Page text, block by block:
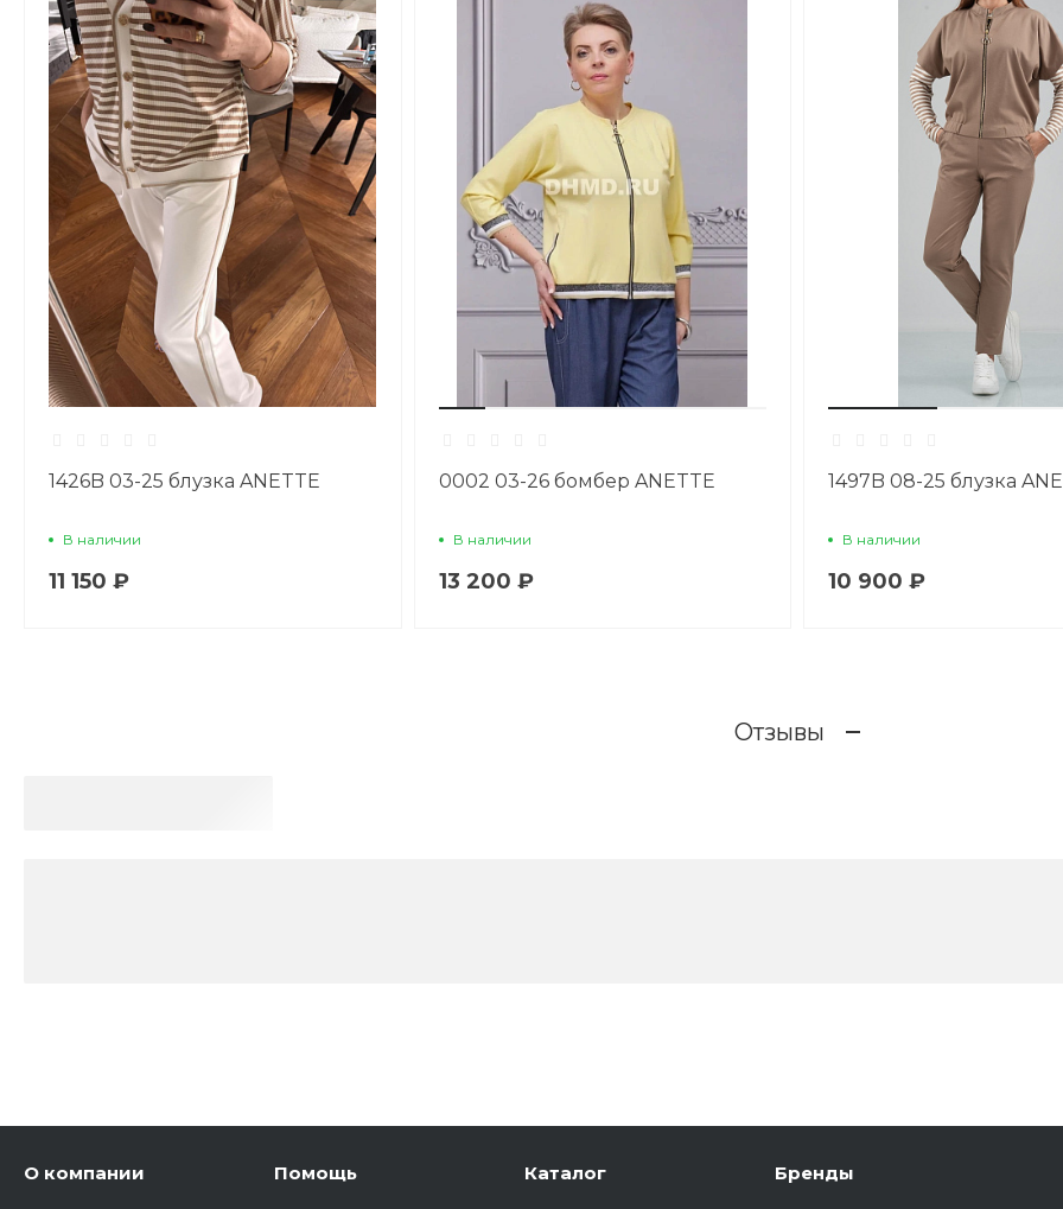
1426B 03-25 блузка ANETTE
В наличии
11 150 ₽
0002 03-26 бомбер ANETTE
В наличии
13 200 ₽
1497B 08-25 блузка
В наличии
10 900 ₽
Отзывы
О компании Помощь Каталог Бренды